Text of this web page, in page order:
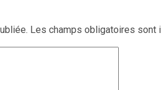
Les champs obligatoires sont